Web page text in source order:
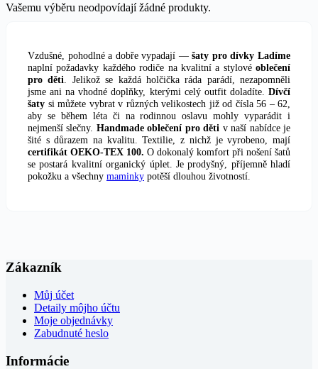
Vašemu výběru neodpovídají žádné produkty.
Vzdušné, pohodlné a dobře vypadají —šaty pro dívky Ladíme
naplní požadavky každého rodiče na kvalitní a stylové oblečení
pro děti. Jelikož se každá holčička ráda parádí, nezapomněli
jsme ani na vhodné doplňky, kterými celý outfit doladíte. Dívčí
šaty si můžete vybrat v různých velikostech již od čísla 56 – 62,
aby se během léta či na rodinnou oslavu mohly vyparádit i
nejmenší slečny. Handmade oblečení pro děti v naší nabídce je
šité s důrazem na kvalitu. Textilie, z nichž je vyrobeno, mají
certifikát OEKO-TEX 100. O dokonalý komfort při nošení šatů
se postará kvalitní organický úplet. Je prodyšný, příjemně hladí
pokožku a všechny maminky potěší dlouhou životností.
Zákazník
Můj účet
Detaily môjho účtu
Moje objednávky
Zabudnuté heslo
Informácie